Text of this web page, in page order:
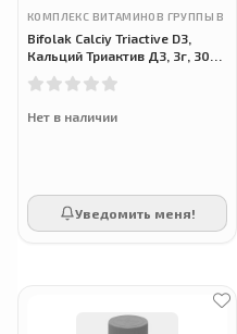
КОМПЛЕКС ВИТАМИНОВ ГРУППЫ B
Bifolak Calciy Triactive D3,
Кальций Триактив Д3, 3г, 30
Нет в наличии
Уведомить меня!